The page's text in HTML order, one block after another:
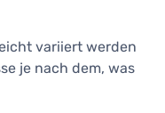
variiert werden
je nach dem, was